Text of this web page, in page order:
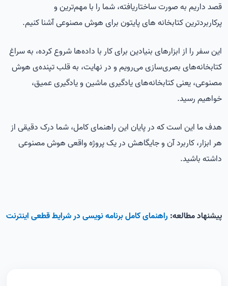
قصد داریم به صورت ساختاریافته، شما را با مهم‌ترین و
پرکاربردترین کتابخانه های پایتون برای هوش مصنوعی آشنا کنیم.
این سفر را از ابزارهای بنیادین برای کار با داده‌ها شروع کرده، به سراغ
کتابخانه‌های بصری‌سازی می‌رویم و در نهایت، به قلب تپنده‌ی هوش
مصنوعی، یعنی کتابخانه‌های یادگیری ماشین و یادگیری عمیق،
خواهیم رسید.
هدف ما این است که در پایان این راهنمای کامل، شما درک دقیقی از
هر ابزار، کاربرد آن و جایگاهش در یک پروژه واقعی هوش مصنوعی
داشته باشید.
پیشنهاد مطالعه: راهنمای کامل برنامه نویسی در شرایط قطعی اینترنت